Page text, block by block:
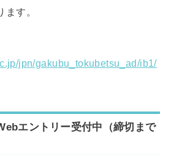
す。
jpn/gakubu_tokubetsu_ad/ib1/
エントリー受付中（締切まで